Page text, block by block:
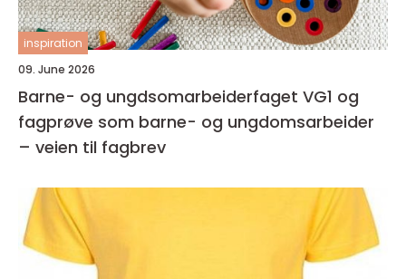
inspiration
09. June 2026
Barne- og ungdsomarbeiderfaget VG1 og
fagprøve som barne- og ungdomsarbeider
– veien til fagbrev